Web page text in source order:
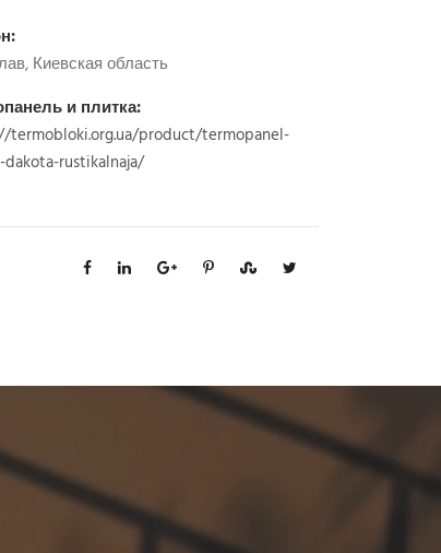
Киевская область
и плитка:
termobloki.org.ua/product/termopanel-
dakota-rustikalnaja/